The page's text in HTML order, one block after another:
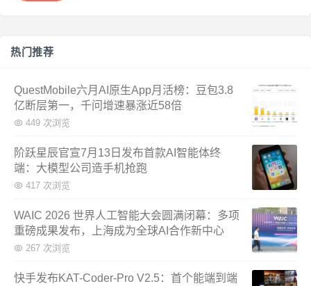
热门推荐
QuestMobile六月AI原生App月活榜：豆包3.8
亿断层第一，千问增速暴涨近58倍
449 次浏览
阶跃星辰官宣7月13日发布首款AI智能体终
端：大模型公司造手机抢跑
417 次浏览
WAIC 2026 世界人工智能大会圆满闭幕：多项
重磅成果发布，上海成为全球AI合作新中心
267 次浏览
快手发布KAT-Coder-Pro V2.5：首个能端到端